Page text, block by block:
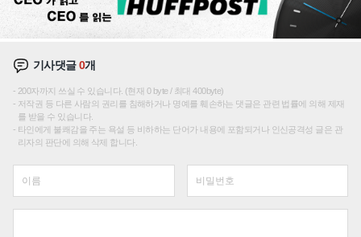
기사댓글0개
200자까지 쓰실 수 있습니다. (현재 0 byte / 최대 400byte)
저작권 등 다른 사람의 권리를 침해하거나 명예를 훼손하는 댓글은 관련 법률에 의해 제재
를 받을 수 있습니다.
타인에게 불쾌감을 주는 욕설 등 비하하는 단어가 내용에 포함되거나 인신공격성 글은 관
리자의 판단에 의해 삭제 합니다.